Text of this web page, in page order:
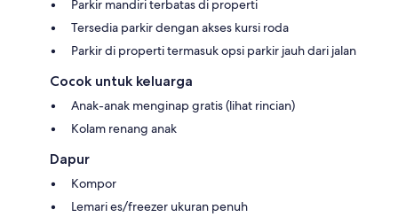
Parkir mandiri terbatas di properti
Tersedia parkir dengan akses kursi roda
Parkir di properti termasuk opsi parkir jauh dari jalan
Cocok untuk keluarga
Anak-anak menginap gratis (lihat rincian)
Kolam renang anak
Dapur
Kompor
Lemari es/freezer ukuran penuh